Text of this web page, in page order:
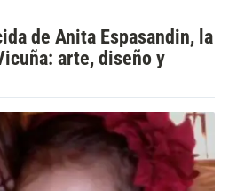
de Anita Espasandin, la
arte, diseño y